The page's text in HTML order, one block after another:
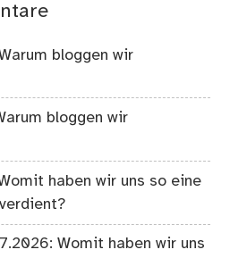
bloggen wir
bloggen wir
haben wir uns so eine
Womit haben wir uns